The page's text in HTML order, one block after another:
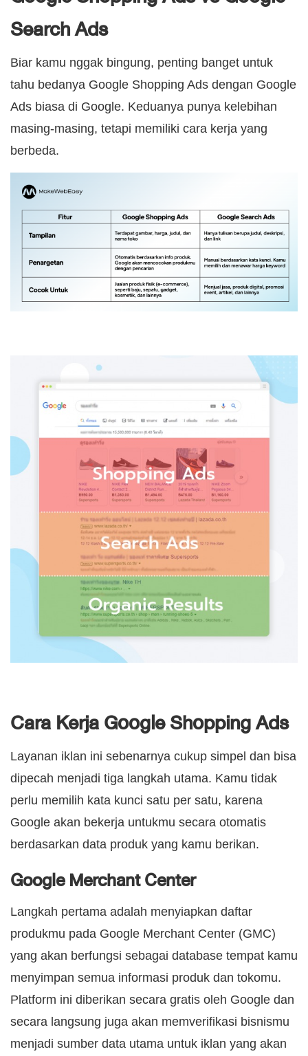
Search Ads
Biar kamu nggak bingung, penting banget untuk
tahu bedanya Google Shopping Ads dengan Google
Ads biasa di Google. Keduanya punya kelebihan
masing-masing, tetapi memiliki cara kerja yang
berbeda.
Cara Kerja Google Shopping Ads
Layanan iklan ini sebenarnya cukup simpel dan bisa
dipecah menjadi tiga langkah utama. Kamu tidak
perlu memilih kata kunci satu per satu, karena
Google akan bekerja untukmu secara otomatis
berdasarkan data produk yang kamu berikan.
Google Merchant Center
Langkah pertama adalah menyiapkan daftar
produkmu pada Google Merchant Center (GMC)
yang akan berfungsi sebagai database tempat kamu
menyimpan semua informasi produk dan tokomu.
Platform ini diberikan secara gratis oleh Google dan
secara langsung juga akan memverifikasi bisnismu
menjadi sumber data utama untuk iklan yang akan